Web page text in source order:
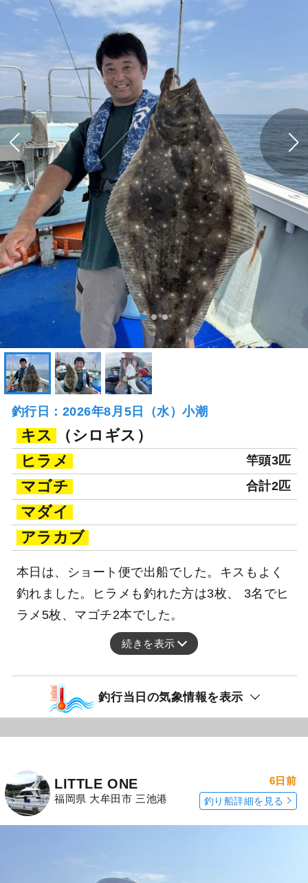
釣行日：2026年8月5日（水）小潮
キス
（シロギス）
ヒラメ
竿頭3匹
マゴチ 合計2匹
マダイ
アラカブ
本日は、ショート便で出船でした。キスもよく
釣れました。ヒラメも釣れた方は3枚、 3名でヒ
ラメ5枚、マゴチ2本でした。
続きを表示
釣行当日の気象情報を表示
LITTLE ONE
福岡県 大牟田市 三池港
6日前
釣り船詳細を見る